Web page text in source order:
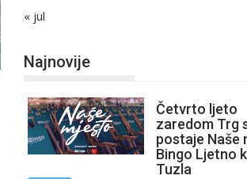
« jul
Najnovije
Četvrto ljeto
zaredom Trg
postaje Naše
Bingo Ljetno
Tuzla